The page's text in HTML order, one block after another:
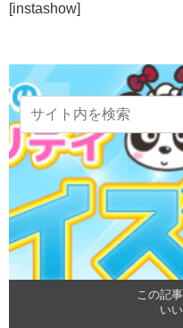
[instashow]
この記
い